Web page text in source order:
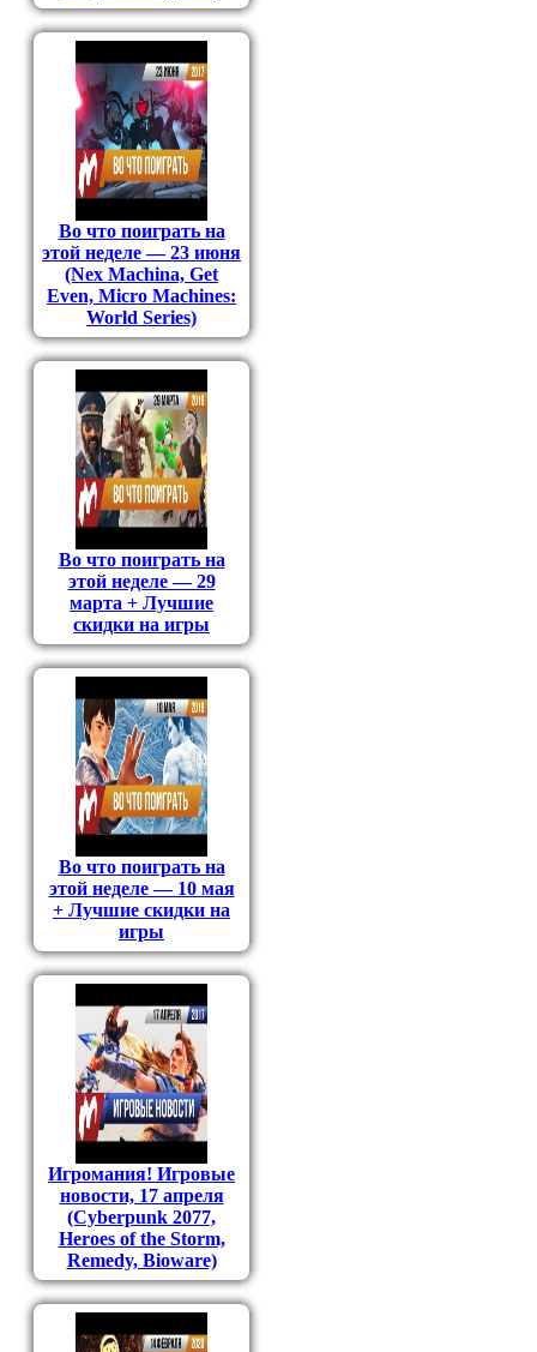
Во что поиграть на
этой неделе — 23 июня
(Nex Machina, Get
Even, Micro Machines:
World Series)
Во что поиграть на
этой неделе — 29
марта + Лучшие
скидки на игры
Во что поиграть на
этой неделе — 10 мая
+ Лучшие скидки на
игры
Игромания! Игровые
новости, 17 апреля
(Cyberpunk 2077,
Heroes of the Storm,
Remedy, Bioware)